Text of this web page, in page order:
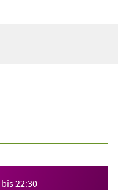
bis22:30